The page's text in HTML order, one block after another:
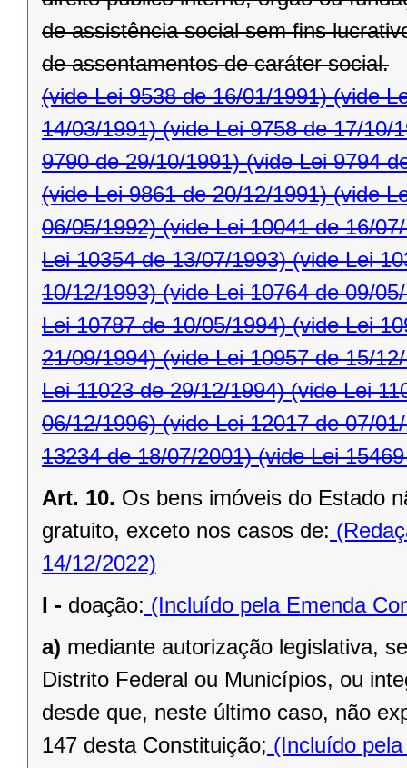
de assistência social sem ﬁns
de assentamentos de caráter social.
(vide Lei 9538 de 16/01/1991)(vide
14/03/1991)(vide Lei 9758 de 17/10/
9790 de 29/10/1991)(vide Lei 9794
(vide Lei 9861 de 20/12/1991)(vide
06/05/1992)(vide Lei 10041 de 16/
Lei 10354 de 13/07/1993)(vide Lei
10/12/1993)(vide Lei 10764 de 09/
Lei 10787 de 10/05/1994)(vide Lei
21/09/1994)(vide Lei 10957 de 15/
Lei 11023 de 29/12/1994)(vide Lei
06/12/1996)(vide Lei 12017 de 07/
13234 de 18/07/2001)(vide Lei
Art. 10. Os bens imóveis do Estado
gratuito, exceto nos casos de:
14/12/2022)
I - doação: (Incluído pela Emenda
a) mediante autorização legislativa,
Distrito Federal ou Municípios, ou
desde que, neste último caso, não
147 desta Constituição; (Incluído